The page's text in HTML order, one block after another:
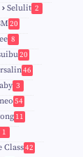
Selulit 2
20
8
20
46
3
54
11
1
Class42